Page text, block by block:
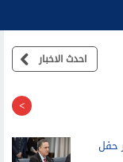
احدث الاخبار
حفل